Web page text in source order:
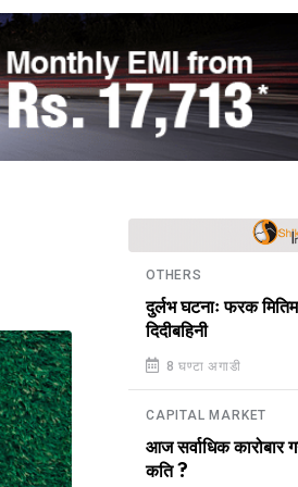
OTHERS
दुर्लभ घटनाः फरक
दिदीबहिनी
8 घण्टा अगाडी
CAPITAL MARKET
आज सर्वाधिक कारोबार
कति ?